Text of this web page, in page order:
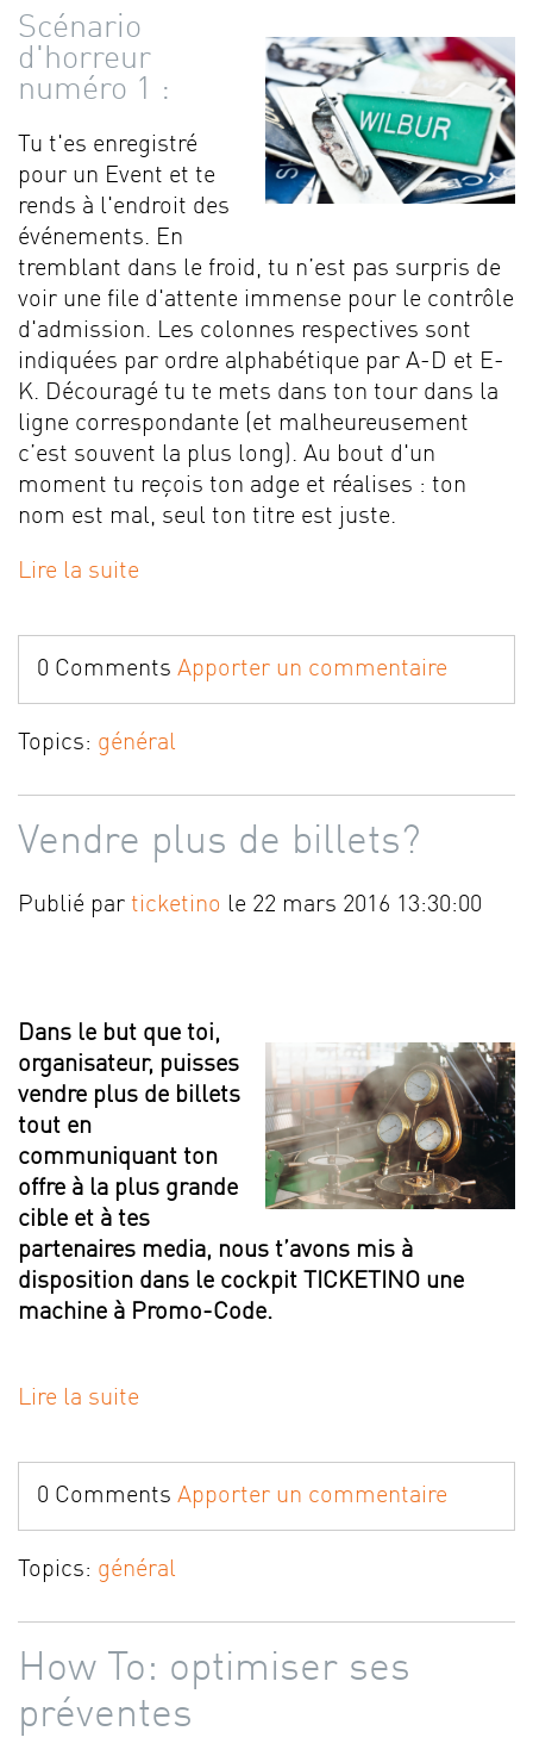
Scénario
d'horreur
numéro 1 :
Tu t'es enregistré
pour un Event et te
rends à l'endroit des
événements. En
tremblant dans le froid, tu n’est pas surpris de
voir une file d'attente immense pour le contrôle
d'admission. Les colonnes respectives sont
indiquées par ordre alphabétique par A-D et E-
K. Découragé tu te mets dans ton tour dans la
ligne correspondante (et malheureusement
c’est souvent la plus long). Au bout d'un
moment tu reçois ton adge et réalises : ton
nom est mal, seul ton titre est juste.
Lire la suite
0 Comments Apporter un commentaire
Topics: général
Vendre plus de billets?
Publié par ticketino le 22 mars 2016 13:30:00
Dans le but que toi,
organisateur, puisses
vendre plus de billets
tout en
communiquant ton
offre à la plus grande
cible et à tes
partenaires media, nous t’avons mis à
disposition dans le cockpit TICKETINO une
machine à Promo-Code.
Lire la suite
0 Comments Apporter un commentaire
Topics: général
How To: optimiser ses
préventes